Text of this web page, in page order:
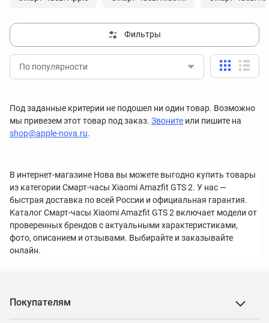
Фильтры
По популярности
Под заданные критерии не подошел ни один товар. Возможно
мы привезем этот товар под заказ. Звоните или пишите на
shop@apple-nova.ru.
В интернет-магазине Нова вы можете выгодно купить товары
из категории Смарт-часы Xiaomi Amazfit GTS 2. У нас —
быстрая доставка по всей России и официальная гарантия.
Каталог Смарт-часы Xiaomi Amazfit GTS 2 включает модели от
проверенных брендов с актуальными характеристиками,
фото, описанием и отзывами. Выбирайте и заказывайте
онлайн.
Покупателям